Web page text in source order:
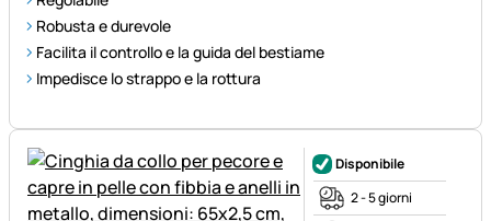
Robusta e durevole
Facilita il controllo e la guida del bestiame
Impedisce lo strappo e la rottura
Disponibile
2 - 5 giorni